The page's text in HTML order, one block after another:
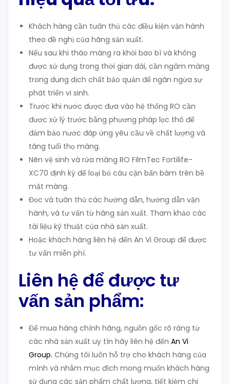
Khách hàng cần tuân thủ các điều kiện vận hành
theo đề nghị của hãng sản xuất.
Nếu sau khi tháo màng ra khỏi bao bì và không
được sử dụng trong thời gian dài, cần ngâm màng
trong dung dịch chất bảo quản để ngăn ngừa sự
phát triển vi sinh.
Trước khi nước được đưa vào hệ thống RO cần
được xử lý trước bằng phương pháp lọc thô để
đảm bảo nước đáp ứng yêu cầu về chất lượng và
tăng tuổi thọ màng.
Nên vệ sinh và rửa màng RO FilmTec Fortilife-
XC70 định kỳ để loại bỏ cáu cặn bẩn bám trên bề
mặt màng.
Đọc và tuân thủ các hướng dẫn, hướng dẫn vận
hành, và tư vấn từ hãng sản xuất. Tham khảo các
tài liệu kỹ thuật của nhà sản xuất.
Hoặc khách hàng liên hệ đến An Vi Group để được
tư vấn miễn phí.
Liên hệ để được tư
vấn sản phẩm:
Để mua hàng chính hãng, nguồn gốc rõ ràng từ
các nhà sản xuất uy tín hãy liên hệ đến An Vi
Group. Chúng tôi luôn hỗ trợ cho khách hàng của
mình và nhằm mục đích mong muốn khách hàng
sử dụng các sản phẩm chất lượng, tiết kiệm chi